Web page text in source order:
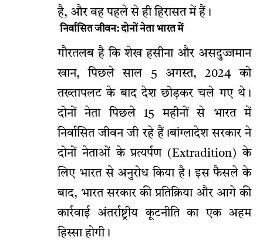
है, और वह पहले से ही हिरासत में हैं।
निर्वासित जीवन: दोनों नेता भारत में
गौरतलब है कि शेख हसीना और असदुज्जमान
खान, पिछले साल 5 अगस्त, 2024 को
तख्तापलट के बाद देश छोड़कर चले गए थे।
दोनों नेता पिछले 15 महीनों से भारत में
निर्वासित जीवन जी रहे हैं।बांग्लादेश सरकार ने
दोनों नेताओं के प्रत्यर्पण (Extradition) के
लिए भारत से अनुरोध किया है। इस फैसले के
बाद, भारत सरकार की प्रतिक्रिया और आगे की
कार्रवाई अंतर्राष्ट्रीय कूटनीति का एक अहम
हिस्सा होगी।